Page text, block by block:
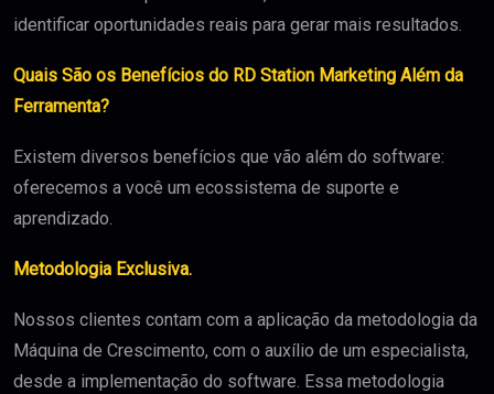
identificar oportunidades reais para gerar mais resultados.
Quais São os Benefícios do RD Station Marketing Além da
Ferramenta?
Existem diversos benefícios que vão além do software:
oferecemos a você um ecossistema de suporte e
aprendizado.
Metodologia Exclusiva.
Nossos clientes contam com a aplicação da metodologia da
Máquina de Crescimento, com o auxílio de um especialista,
desde a implementação do software. Essa metodologia